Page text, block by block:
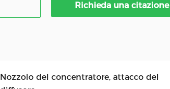
Richieda una citazione
Nozzolo del concentratore, attacco del